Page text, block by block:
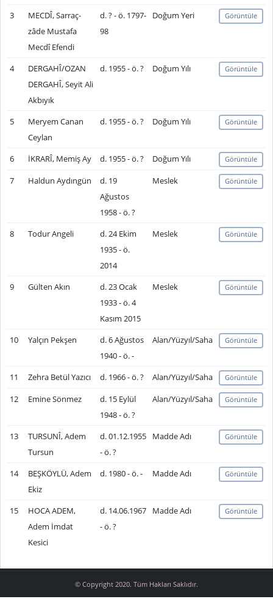
3
MECDÎ, Sarraç-
zâde Mustafa
Mecdî Efendi
d. ? - ö. 1797-
98
Doğum Yeri Görüntüle
4
DERGAHÎ/OZAN
DERGAHÎ, Seyit Ali
Akbıyık
d. 1955 - ö. ? Doğum Yılı Görüntüle
5
Meryem Canan
Ceylan
d. 1955 - ö. ? Doğum Yılı Görüntüle
6 İKRARÎ, Memiş Ay d. 1955 - ö. ? Doğum Yılı Görüntüle
7 Haldun Aydıngün
d. 19
Ağustos
1958 - ö. ?
Meslek Görüntüle
8 Todur Angeli
d. 24 Ekim
1935 - ö.
2014
Meslek Görüntüle
9 Gülten Akın
d. 23 Ocak
1933 - ö. 4
Kasım 2015
Meslek Görüntüle
10 Yalçın Pekşen
d. 6 Ağustos
1940 - ö. -
Alan/Yüzyıl/Saha Görüntüle
11 Zehra Betül Yazıcı d. 1966 - ö. ? Alan/Yüzyıl/Saha Görüntüle
12 Emine Sönmez
d. 15 Eylül
1948 - ö. ?
Alan/Yüzyıl/Saha Görüntüle
13
TURSUNÎ, Adem
Tursun
d. 01.12.1955
- ö. ?
Madde Adı Görüntüle
14
BEŞKÖYLÜ, Adem
Ekiz
d. 1980 - ö. - Madde Adı Görüntüle
15
HOCA ADEM,
Adem İmdat
Kesici
d. 14.06.1967
- ö. ?
Madde Adı Görüntüle
© Copyright 2020. Tüm Hakları Saklıdır.